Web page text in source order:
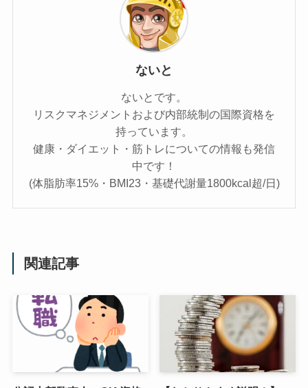
ないと
ないとです。
リスクマネジメントおよび内部統制の国際資格を
持っています。
健康・ダイエット・筋トレについての情報も発信
中です！
(体脂肪率15%・BMI23・基礎代謝量1800kcal超/日)
関連記事